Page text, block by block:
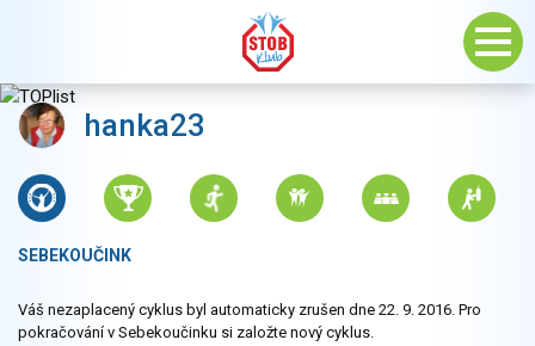
hanka23
SEBEKOUČINK
Váš nezaplacený cyklus byl automaticky zrušen dne 22. 9. 2016. Pro
pokračování v Sebekoučinku si založte nový cyklus.